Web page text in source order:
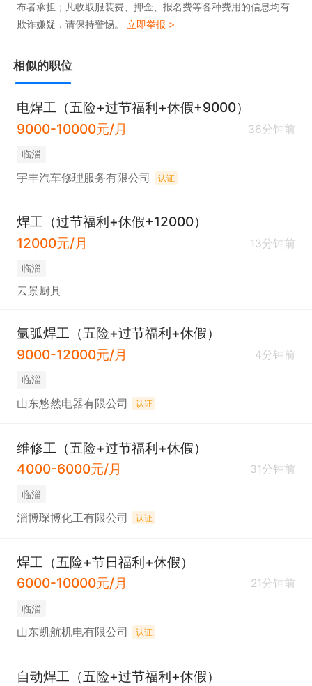
布者承担；凡收取服装费、押金、报名费等各种费用的信息均有
欺诈嫌疑，请保持警惕。 立即举报 >
相似的职位
电焊工（五险+过节福利+休假+9000）
9000-10000元/月
36分钟前
临淄
宇丰汽车修理服务有限公司 认证
焊工（过节福利+休假+12000）
12000元/月
13分钟前
临淄
云景厨具
氩弧焊工（五险+过节福利+休假）
9000-12000元/月
4分钟前
临淄
山东悠然电器有限公司 认证
维修工（五险+过节福利+休假）
4000-6000元/月
31分钟前
临淄
淄博琛博化工有限公司 认证
焊工（五险+节日福利+休假）
6000-10000元/月
21分钟前
临淄
山东凯航机电有限公司 认证
自动焊工（五险+过节福利+休假）